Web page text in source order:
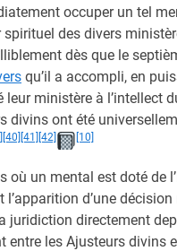
occuper un tel
des divers
dès que le
qu’il a accompli, en
ministère à l’intellect
divins ont été
[40] [41] [42] [10]
où un mental est doté de
l’apparition d’une
juridiction directement
entre les Ajusteurs divins